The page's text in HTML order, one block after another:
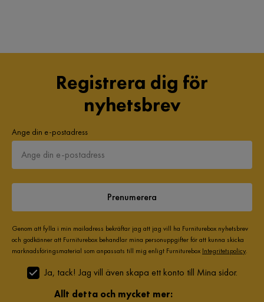
Registrera dig för
nyhetsbrev
Ange din e-postadress
Prenumerera
Genom att fylla i min mailadress bekräftar jag att jag vill ha Furniturebox nyhetsbrev
och godkänner att Furniturebox behandlar mina personuppgifter för att kunna skicka
marknadsföringsmaterial som anpassats till mig enligt Furniturebox Integritetspolicy.
Ja, tack! Jag vill även skapa ett konto till Mina sidor.
Allt detta och mycket mer: